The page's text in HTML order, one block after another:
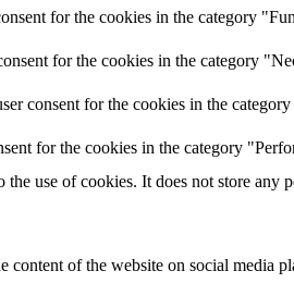
for the cookies in the category
for the cookies in the category
consent for the cookies in the category
for the cookies in the category
use of cookies. It does not store any
of the website on social media